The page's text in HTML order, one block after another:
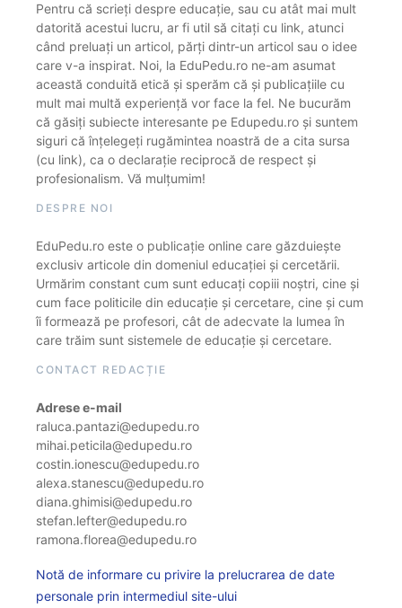
Pentru că scrieți despre educație, sau cu atât mai mult
datorită acestui lucru, ar fi util să citați cu link, atunci
când preluați un articol, părți dintr-un articol sau o idee
care v-a inspirat. Noi, la EduPedu.ro ne-am asumat
această conduită etică și sperăm că și publicațiile cu
mult mai multă experiență vor face la fel. Ne bucurăm
că găsiți subiecte interesante pe Edupedu.ro și suntem
siguri că înțelegeți rugămintea noastră de a cita sursa
(cu link), ca o declarație reciprocă de respect și
profesionalism. Vă mulțumim!
DESPRE NOI
EduPedu.ro este o publicație online care găzduiește
exclusiv articole din domeniul educației și cercetării.
Urmărim constant cum sunt educați copiii noștri, cine și
cum face politicile din educație și cercetare, cine și cum
îi formează pe profesori, cât de adecvate la lumea în
care trăim sunt sistemele de educație și cercetare.
CONTACT REDACȚIE
Adrese e-mail
raluca.pantazi@edupedu.ro
mihai.peticila@edupedu.ro
costin.ionescu@edupedu.ro
alexa.stanescu@edupedu.ro
diana.ghimisi@edupedu.ro
stefan.lefter@edupedu.ro
ramona.florea@edupedu.ro
Notă de informare cu privire la prelucrarea de date
personale prin intermediul site-ului